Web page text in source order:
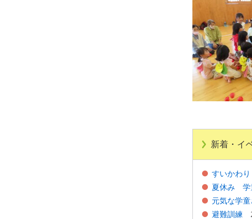
新着・イ
すいかわり
夏休み 学
元気な学童
避難訓練